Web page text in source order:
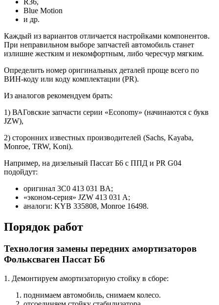
R36,
Blue Motion
и др.
Каждый из вариантов отличается настройками компонентов.
При неправильном выборе запчастей автомобиль станет
излишне жестким и некомфортным, либо чересчур мягким.
Определить номер оригинальных деталей проще всего по
ВИН-коду или коду комплектации (PR).
Из аналогов рекомендуем брать:
1) ВАГовские запчасти серии «Economy» (начинаются с букв
JZW),
2) сторонних известных производителей (Sachs, Kayaba,
Monroe, TRW, Koni).
Например, на дизельный Пассат Б6 с ППД и PR G04
подойдут:
оригинал 3C0 413 031 BA;
«эконом-серия» JZW 413 031 A;
аналоги: KYB 335808, Monroe 16498.
Порядок работ
Технология замены передних амортизаторов
Фольксваген Пассат Б6
1. Демонтируем амортизаторную стойку в сборе:
поднимаем автомобиль, снимаем колесо.